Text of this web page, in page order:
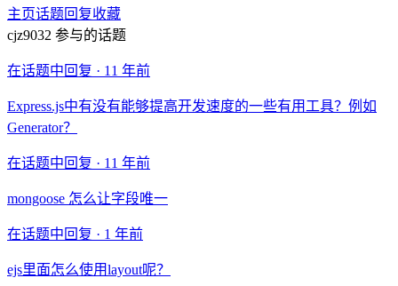
主页话题回复收藏
cjz9032 参与的话题
在话题中回复 · 11 年前
Express.js中有没有能够提高开发速度的一些有用工具？例如
Generator？
在话题中回复 · 11 年前
mongoose 怎么让字段唯一
在话题中回复 · 1 年前
ejs里面怎么使用layout呢？